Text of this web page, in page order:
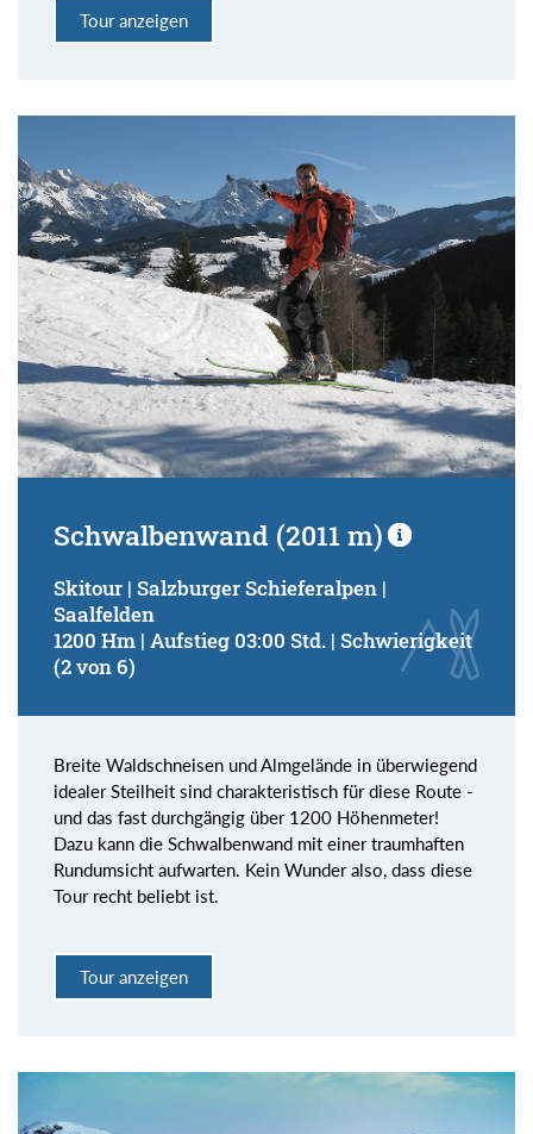
Tour anzeigen
Schwalbenwand (2011 m)
Skitour | Salzburger Schieferalpen |
Saalfelden
1200 Hm | Aufstieg 03:00 Std. | Schwierigkeit
(2 von 6)
Breite Waldschneisen und Almgelände in überwiegend
idealer Steilheit sind charakteristisch für diese Route -
und das fast durchgängig über 1200 Höhenmeter!
Dazu kann die Schwalbenwand mit einer traumhaften
Rundumsicht aufwarten. Kein Wunder also, dass diese
Tour recht beliebt ist.
Tour anzeigen